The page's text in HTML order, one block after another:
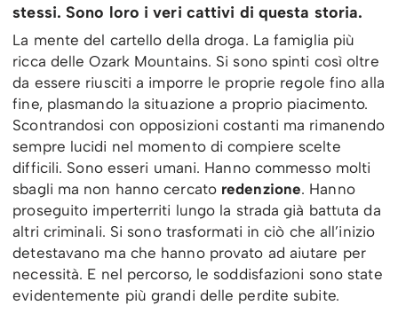
stessi. Sono loro i veri cattivi di questa storia.
La mente del cartello della droga. La famiglia più
ricca delle Ozark Mountains. Si sono spinti così oltre
da essere riusciti a imporre le proprie regole fino alla
fine, plasmando la situazione a proprio piacimento.
Scontrandosi con opposizioni costanti ma rimanendo
sempre lucidi nel momento di compiere scelte
difficili. Sono esseri umani. Hanno commesso molti
sbagli ma non hanno cercato redenzione. Hanno
proseguito imperterriti lungo la strada già battuta da
altri criminali. Si sono trasformati in ciò che all’inizio
detestavano ma che hanno provato ad aiutare per
necessità. E nel percorso, le soddisfazioni sono state
evidentemente più grandi delle perdite subite.